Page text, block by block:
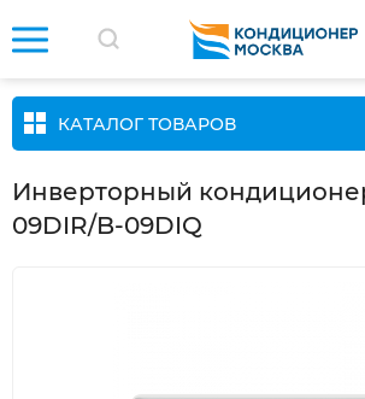
КАТАЛОГ ТОВАРОВ
Инверторный
09DIR/B-09DIQ